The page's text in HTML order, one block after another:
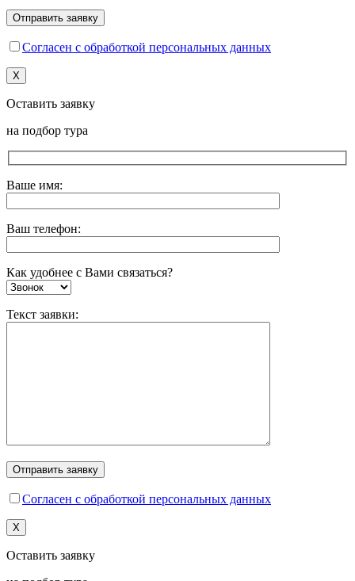
Согласен с обработкой персональных данных
X
Оставить заявку
на подбор тура
Ваше имя:
Ваш телефон:
Как удобнее с Вами связаться?
Текст заявки:
Согласен с обработкой персональных данных
X
Оставить заявку